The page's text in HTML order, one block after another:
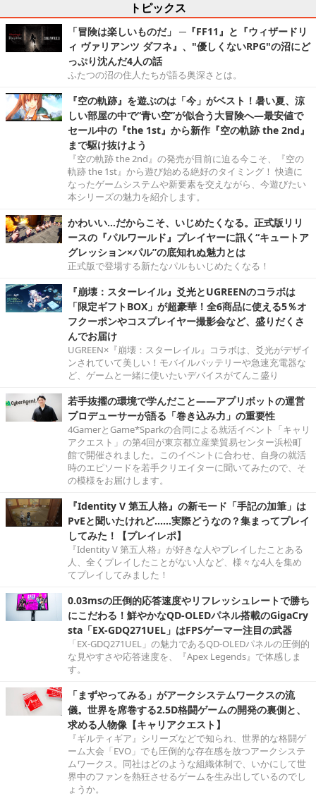
トピックス
「冒険は楽しいものだ」 ─『FF11』と『ウィザードリ
ィ ヴァリアンツ ダフネ』、"優しくないRPG"の沼にど
っぷり沈んだ4人の話
ふたつの沼の住人たちが語る奥深さとは。
『空の軌跡』を遊ぶのは「今」がベスト！暑い夏、涼
しい部屋の中で“青い空”が似合う大冒険へ―最安値で
セール中の『the 1st』から新作『空の軌跡 the 2nd』
まで駆け抜けよう
『空の軌跡 the 2nd』の発売が目前に迫る今こそ、『空の
軌跡 the 1st』から遊び始める絶好のタイミング！ 快適に
なったゲームシステムや新要素を交えながら、今遊びたい
本シリーズの魅力を紹介します。
かわいい…だからこそ、いじめたくなる。正式版リリ
ースの『パルワールド』プレイヤーに訊く“キュートア
グレッション×パル”の底知れぬ魅力とは
正式版で登場する新たなパルもいじめたくなる！
『崩壊：スターレイル』爻光とUGREENのコラボは
「限定ギフトBOX」が超豪華！全6商品に使える5％オ
フクーポンやコスプレイヤー撮影会など、盛りだくさ
んでお届け
UGREEN×『崩壊：スターレイル』コラボは、爻光がデザイ
ンされていて美しい！モバイルバッテリーや急速充電器な
ど、ゲームと一緒に使いたいデバイスがてんこ盛り
若手抜擢の環境で学んだこと――アプリボットの運営
プロデューサーが語る「巻き込み力」の重要性
4GamerとGame*Sparkの合同による就活イベント「キャリ
アクエスト」の第4回が東京都立産業貿易センター浜松町
館で開催されました。このイベントに合わせ、自身の就活
時のエピソードを若手クリエイターに聞いてみたので、そ
の模様をお届けします。
『Identity V 第五人格』の新モード「手記の加筆」は
PvEと聞いたけれど……実際どうなの？集まってプレイ
してみた！【プレイレポ】
『Identity V 第五人格』が好きな人やプレイしたことある
人、全くプレイしたことがない人など、様々な4人を集め
てプレイしてみました！
0.03msの圧倒的応答速度やリフレッシュレートで勝ち
にこだわる！鮮やかなQD-OLEDパネル搭載のGigaCry
sta「EX-GDQ271UEL」はFPSゲーマー注目の武器
「EX-GDQ271UEL」の魅力であるQD-OLEDパネルの圧倒的
な見やすさや応答速度を、『Apex Legends』で体感しま
す。
「まずやってみる」がアークシステムワークスの流
儀。世界を席巻する2.5D格闘ゲームの開発の裏側と、
求める人物像【キャリアクエスト】
『ギルティギア』シリーズなどで知られ、世界的な格闘ゲ
ーム大会「EVO」でも圧倒的な存在感を放つアークシステ
ムワークス。同社はどのような組織体制で、いかにして世
界中のファンを熱狂させるゲームを生み出しているのでし
ょうか。